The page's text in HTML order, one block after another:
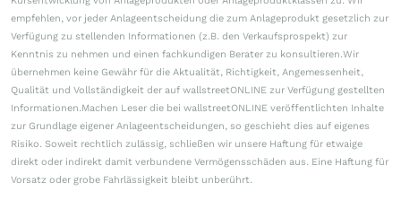
empfehlen, vor jeder Anlageentscheidung die zum Anlageprodukt gesetzlich zur
Verfügung zu stellenden Informationen (z.B. den Verkaufsprospekt) zur
Kenntnis zu nehmen und einen fachkundigen Berater zu konsultieren.Wir
übernehmen keine Gewähr für die Aktualität, Richtigkeit, Angemessenheit,
Qualität und Vollständigkeit der auf wallstreetONLINE zur Verfügung gestellten
Informationen.Machen Leser die bei wallstreetONLINE veröffentlichten Inhalte
zur Grundlage eigener Anlageentscheidungen, so geschieht dies auf eigenes
Risiko. Soweit rechtlich zulässig, schließen wir unsere Haftung für etwaige
direkt oder indirekt damit verbundene Vermögensschäden aus. Eine Haftung für
Vorsatz oder grobe Fahrlässigkeit bleibt unberührt.